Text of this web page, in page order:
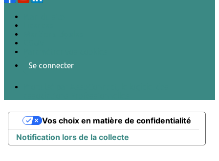
Se connecter
Notification lors de la collecte
Vos choix en matière de confidentialité